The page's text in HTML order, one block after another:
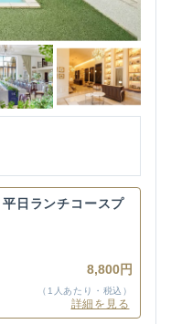
平日ランチコースプ
8,800円
（1人あたり・税込）
詳細を見る